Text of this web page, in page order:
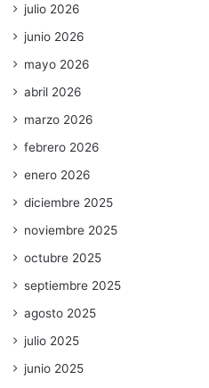
julio 2026
junio 2026
mayo 2026
abril 2026
marzo 2026
febrero 2026
enero 2026
diciembre 2025
noviembre 2025
octubre 2025
septiembre 2025
agosto 2025
julio 2025
junio 2025